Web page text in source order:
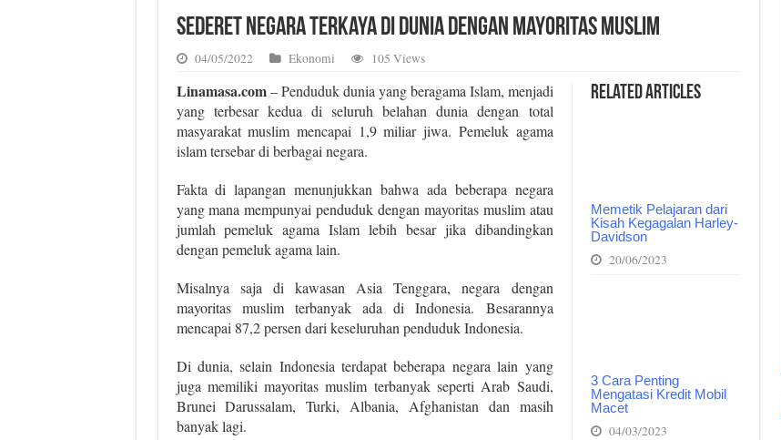
Sederet Negara Terkaya di Dunia dengan Mayoritas Muslim
04/05/2022 Ekonomi 105 Views
Related Articles
Memetik Pelajaran dari
Kisah Kegagalan Harley-
Davidson
20/06/2023
3 Cara Penting
Mengatasi Kredit Mobil
Macet
04/03/2023
Linamasa.com– Penduduk dunia yang beragama Islam, menjadi
yang terbesar kedua di seluruh belahan dunia dengan total
masyarakat muslim mencapai 1,9 miliar jiwa. Pemeluk agama
islam tersebar di berbagai negara.
Fakta di lapangan menunjukkan bahwa ada beberapa negara
yang mana mempunyai penduduk dengan mayoritas muslim atau
jumlah pemeluk agama Islam lebih besar jika dibandingkan
dengan pemeluk agama lain.
Misalnya saja di kawasan Asia Tenggara, negara dengan
mayoritas muslim terbanyak ada di Indonesia. Besarannya
mencapai 87,2 persen dari keseluruhan penduduk Indonesia.
Di dunia, selain Indonesia terdapat beberapa negara lain yang
juga memiliki mayoritas muslim terbanyak seperti Arab Saudi,
Brunei Darussalam, Turki, Albania, Afghanistan dan masih
banyak lagi.